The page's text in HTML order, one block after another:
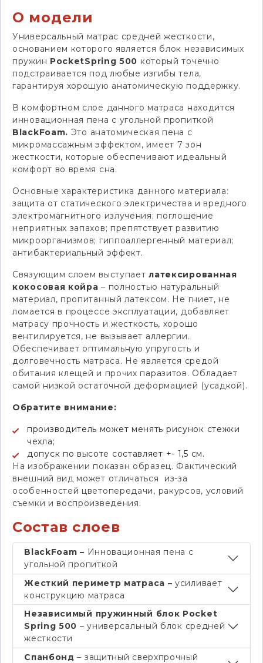
О модели
Универсальный матрас средней жесткости,
основанием которого является блок независимых
пружин PocketSpring 500 который точечно
подстраивается под любые изгибы тела,
гарантируя хорошую анатомическую поддержку.
В комфортном слое данного матраса находится
инновационная пена с угольной пропиткой
BlackFoam. Это анатомическая пена с
микромассажным эффектом, имеет 7 зон
жесткости, которые обеспечивают идеальный
комфорт во время сна.
Основные характеристика данного материала:
защита от статического электричества и вредного
электромагнитного излучения; поглощение
неприятных запахов; препятствует развитию
микроорганизмов; гиппоаллергенный материал;
антибактериальный эффект.
Связующим слоем выступаетлатексированная
кокосовая койра – полностью натуральный
материал, пропитанный латексом. Не гниет, не
ломается в процессе эксплуатации, добавляет
матрасу прочность и жесткость, хорошо
вентилируется, не вызывает аллергии.
Обеспечивает оптимальную упругость и
долговечность матраса. Не является средой
обитания клещей и прочих паразитов. Обладает
самой низкой остаточной деформацией (усадкой).
Обратите внимание:
производитель может менять рисунок стежки
чехла;
допуск по высоте составляет +- 1,5 см.
На изображении показан образец. Фактический
внешний вид может отличаться из-за
особенностей цветопередачи, ракурсов, условий
съемки и воспроизведения.
Состав слоев
BlackFoam – Инновационная пена с
угольной пропиткой
Жесткий периметр матраса –усиливает
конструкцию матраса
Независимый пружинный блок Pocket
Spring 500 – универсальный блок средней
жесткости
Спанбонд – защитный сверхпрочный